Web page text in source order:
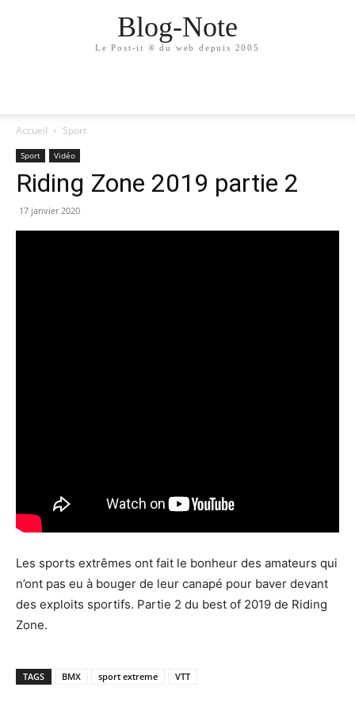
Blog-Note
Le Post-it ® du web depuis 2005
Accueil Sport
Sport Vidéo
Riding Zone 2019 partie 2
17 janvier 2020
Les sports extrêmes ont fait le bonheur des amateurs qui
n’ont pas eu à bouger de leur canapé pour baver devant
des exploits sportifs. Partie 2 du best of 2019 de Riding
Zone.
TAGS BMX sport extreme VTT